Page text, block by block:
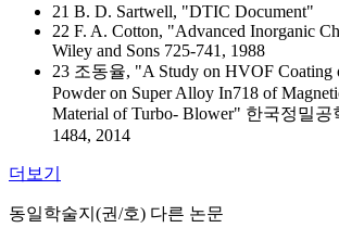
21 B. D. Sartwell, "DTIC Document"
22 F. A. Cotton, "Advanced Inorganic
Wiley and Sons 725-741, 1988
23 조동율, "A Study on HVOF Coating
Powder on Super Alloy In718 of
Material of Turbo- Blower" 한국정밀공
1484, 2014
더보기
동일학술지(권/호) 다른 논문